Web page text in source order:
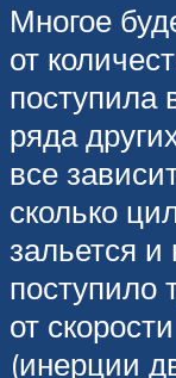
Многое
от
поступила
ряда
все
сколько
зальется и
поступило
от
(инерции